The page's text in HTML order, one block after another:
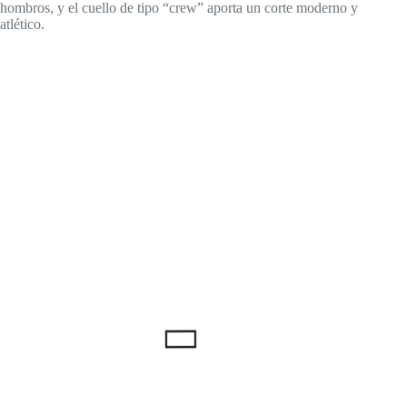
hombros, y el cuello de tipo “crew” aporta un corte moderno y
atlético.